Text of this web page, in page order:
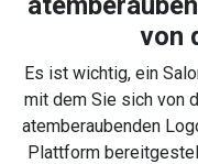
von
Es ist wichtig, ein
mit dem Sie sich von
atemberaubenden
Plattform